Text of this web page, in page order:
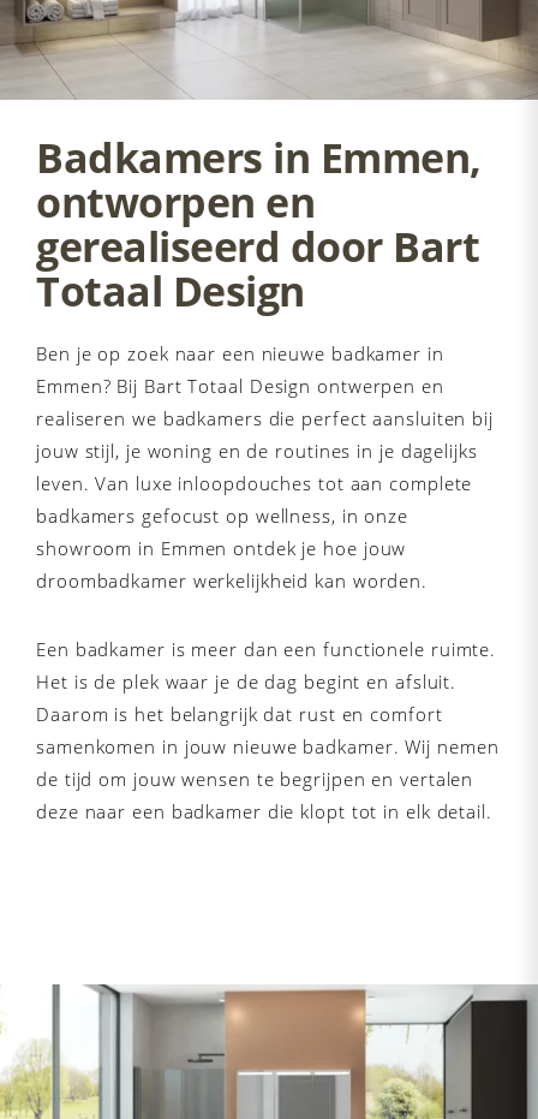
Badkamers in Emmen,
ontworpen en
gerealiseerd door Bart
Totaal Design
Ben je op zoek naar een nieuwe badkamer in
Emmen? Bij Bart Totaal Design ontwerpen en
realiseren we badkamers die perfect aansluiten bij
jouw stijl, je woning en de routines in je dagelijks
leven. Van luxe inloopdouches tot aan complete
badkamers gefocust op wellness, in onze
showroom in Emmen ontdek je hoe jouw
droombadkamer werkelijkheid kan worden.
Een badkamer is meer dan een functionele ruimte.
Het is de plek waar je de dag begint en afsluit.
Daarom is het belangrijk dat rust en comfort
samenkomen in jouw nieuwe badkamer. Wij nemen
de tijd om jouw wensen te begrijpen en vertalen
deze naar een badkamer die klopt tot in elk detail.